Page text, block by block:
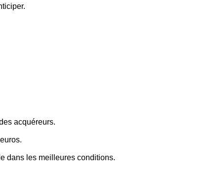
acquéreurs.
dans les meilleures conditions.